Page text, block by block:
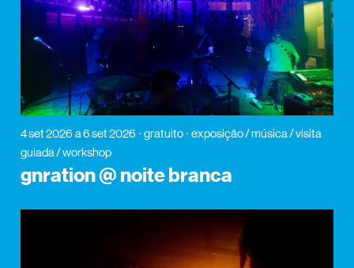
4 set 2026 a 6 set 2026 gratuito
exposição / música / visita
guiada / workshop
gnration @ noite branca